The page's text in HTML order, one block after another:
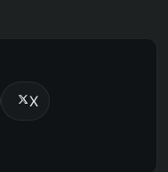
X